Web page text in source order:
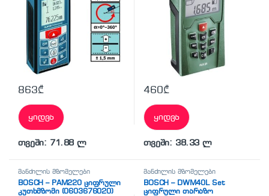
863₾
ყიდვა
თვეში: 71.88 ლ
460₾
ყიდვა
თვეში: 38.33 ლ
მანძილის მზომელები
BOSCH – PAM220 ციფრული
კუთხმზომი (0603676020)
მანძილის მზომელები
BOSCH – DWM40L Set
ციფრული თარაზო